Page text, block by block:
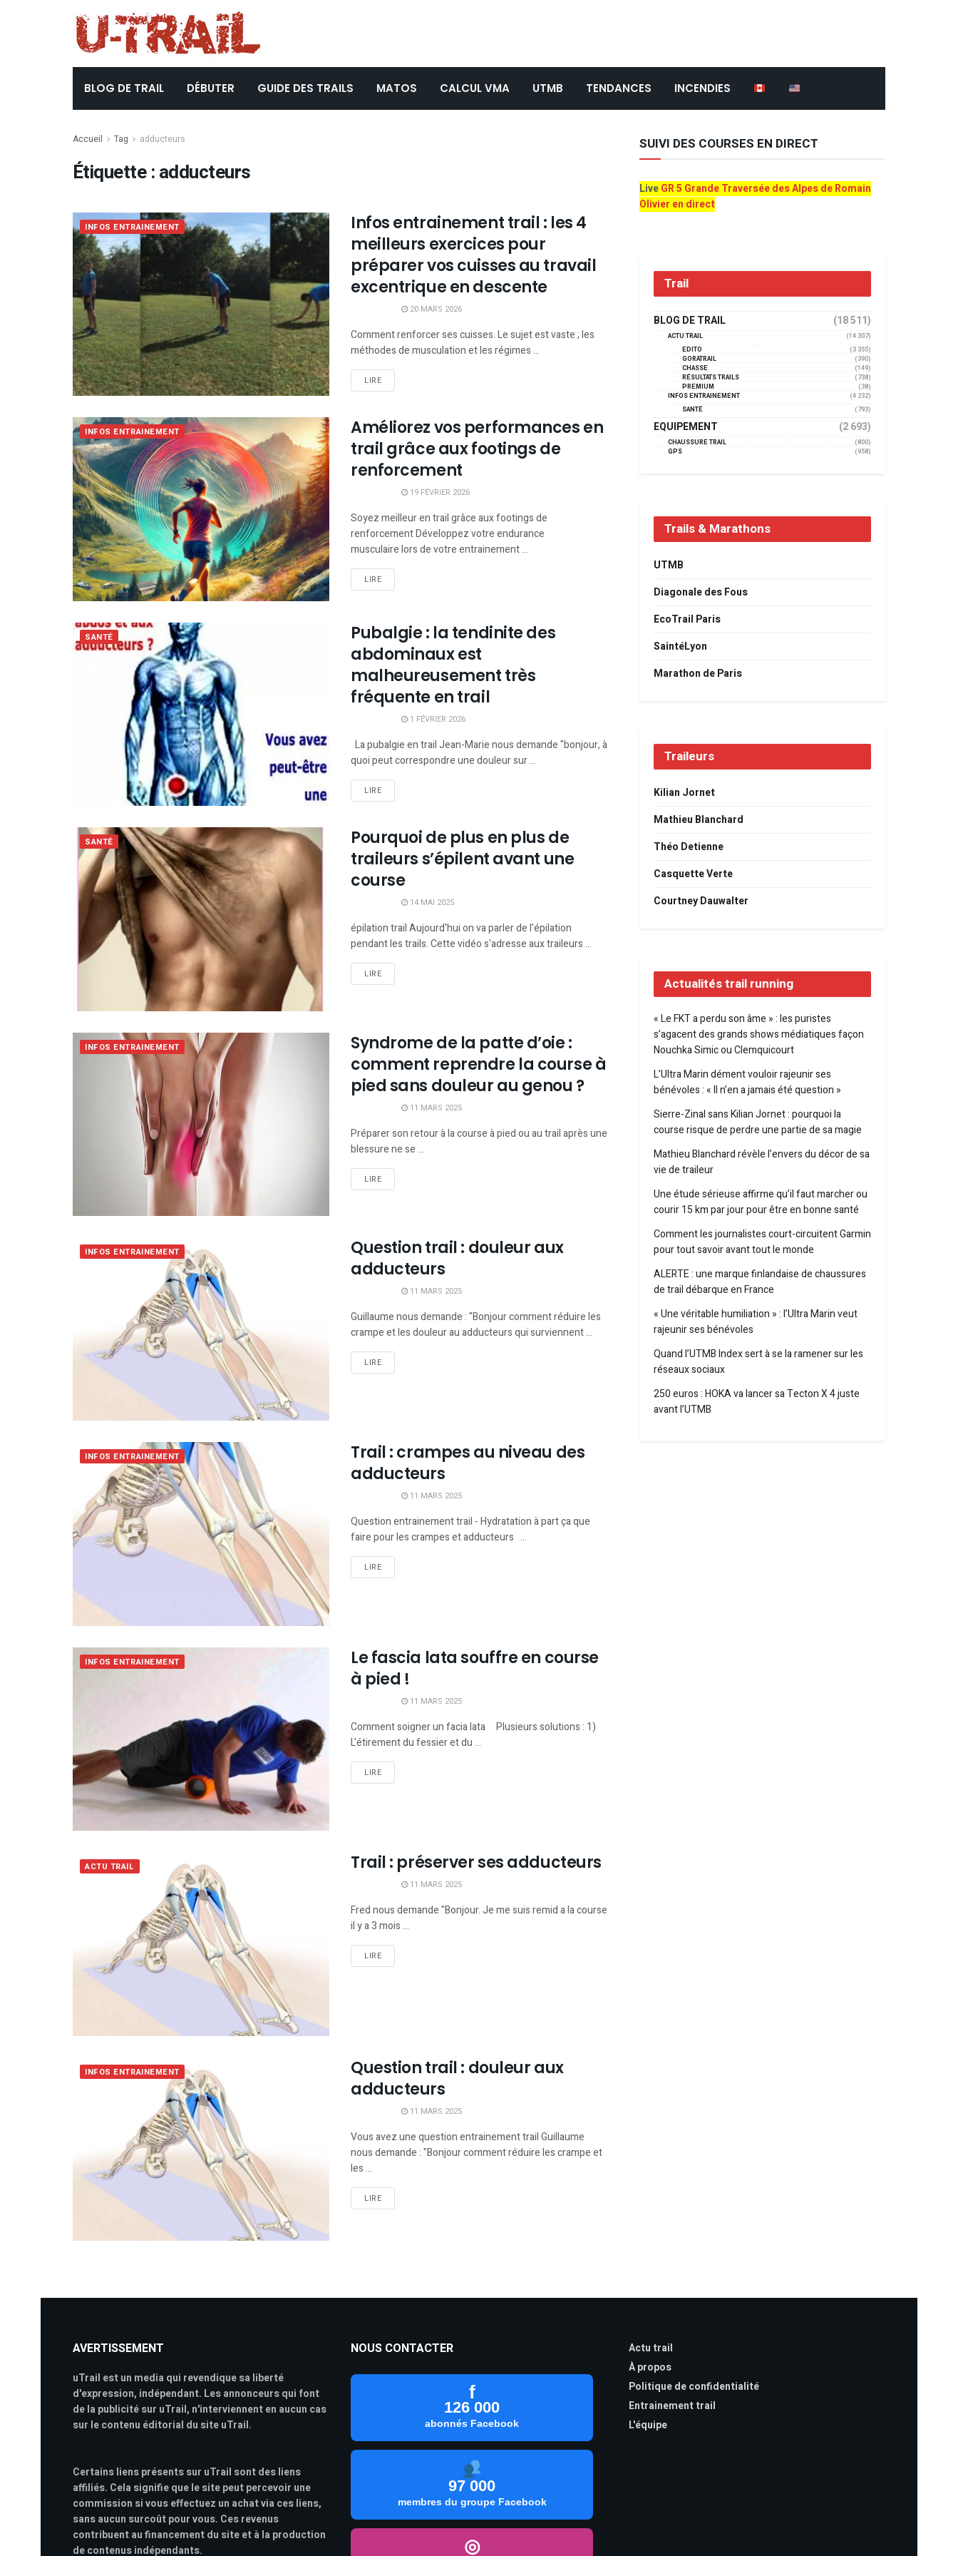
BLOG DE TRAIL DÉBUTER GUIDE DES TRAILS MATOS CALCUL VMA UTMB TENDANCES INCENDIES
Accueil Tag adducteurs
Étiquette :adducteurs
INFOS ENTRAINEMENT
Infos entrainement trail : les 4
meilleurs exercices pour
préparer vos cuisses au travail
excentrique en descente
20 MARS 2026
Comment renforcer ses cuisses. Le sujet est vaste ; les
méthodes de musculation et les régimes ...
LIRE
INFOS ENTRAINEMENT
Améliorez vos performances en
trail grâce aux footings de
renforcement
19 FÉVRIER 2026
Soyez meilleur en trail grâce aux footings de
renforcement Développez votre endurance
musculaire lors de votre entrainement ...
LIRE
SANTÉ
Pubalgie : la tendinite des
abdominaux est
malheureusement très
fréquente en trail
1 FÉVRIER 2026
La pubalgie en trail Jean-Marie nous demande "bonjour, à
quoi peut correspondre une douleur sur ...
LIRE
SANTÉ
Pourquoi de plus en plus de
traileurs s’épilent avant une
course
14 MAI 2025
épilation trail Aujourd'hui on va parler de l'épilation
pendant les trails. Cette vidéo s'adresse aux traileurs ...
LIRE
INFOS ENTRAINEMENT
Syndrome de la patte d’oie :
comment reprendre la course à
pied sans douleur au genou ?
11 MARS 2025
Préparer son retour à la course à pied ou au trail après une
blessure ne se ...
LIRE
INFOS ENTRAINEMENT
Question trail : douleur aux
adducteurs
11 MARS 2025
Guillaume nous demande : "Bonjour comment réduire les
crampe et les douleur au adducteurs qui surviennent ...
LIRE
INFOS ENTRAINEMENT
Trail : crampes au niveau des
adducteurs
11 MARS 2025
Question entrainement trail - Hydratation à part ça que
faire pour les crampes et adducteurs ...
LIRE
INFOS ENTRAINEMENT
Le fascia lata souffre en course
à pied !
11 MARS 2025
Comment soigner un facia lata Plusieurs solutions : 1)
L'étirement du fessier et du ...
LIRE
ACTU TRAIL Trail : préserver ses adducteurs
11 MARS 2025
Fred nous demande "Bonjour. Je me suis remid a la course
il y a 3 mois ...
LIRE
INFOS ENTRAINEMENT
Question trail : douleur aux
adducteurs
11 MARS 2025
Vous avez une question entrainement trail Guillaume
nous demande : "Bonjour comment réduire les crampe et
les ...
LIRE
SUIVI DES COURSES EN DIRECT
LiveGR 5 Grande Traversée des Alpes de Romain
Olivier en direct
Trail
BLOG DE TRAIL (18 511)
ACTU TRAIL
(14 307)
EDITO
(3 355)
GORATRAIL
(390)
CHASSE
(149)
RÉSULTATS TRAILS
(738)
PREMIUM
(38)
INFOS ENTRAINEMENT
(4 232)
SANTÉ
(793)
EQUIPEMENT (2 693)
CHAUSSURE TRAIL
(800)
GPS
(958)
Trails & Marathons
UTMB
Diagonale des Fous
EcoTrail Paris
SaintéLyon
Marathon de Paris
Traileurs
Kilian Jornet
Mathieu Blanchard
Théo Detienne
Casquette Verte
Courtney Dauwalter
Actualités trail running
« Le FKT a perdu son âme » : les puristes
s’agacent des grands shows médiatiques façon
Nouchka Simic ou Clemquicourt
L’Ultra Marin dément vouloir rajeunir ses
bénévoles : « Il n’en a jamais été question »
Sierre-Zinal sans Kilian Jornet : pourquoi la
course risque de perdre une partie de sa magie
Mathieu Blanchard révèle l’envers du décor de sa
vie de traileur
Une étude sérieuse affirme qu’il faut marcher ou
courir 15 km par jour pour être en bonne santé
Comment les journalistes court-circuitent Garmin
pour tout savoir avant tout le monde
ALERTE : une marque finlandaise de chaussures
de trail débarque en France
« Une véritable humiliation » : l’Ultra Marin veut
rajeunir ses bénévoles
Quand l’UTMB Index sert à se la ramener sur les
réseaux sociaux
250 euros : HOKA va lancer sa Tecton X 4 juste
avant l’UTMB
AVERTISSEMENT
uTrail est un media qui revendique sa liberté
d'expression, indépendant. Les annonceurs qui font
de la publicité sur uTrail, n'interviennent en aucun cas
sur le contenu éditorial du site uTrail.
Certains liens présents sur uTrail sont des liens
affiliés. Cela signifie que le site peut percevoir une
commission si vous effectuez un achat via ces liens,
sans aucun surcoût pour vous. Ces revenus
contribuent au financement du site et à la production
de contenus indépendants.
NOUS CONTACTER
f
126 000
abonnés Facebook
97 000
membres du groupe Facebook
◎
Actu trail
À propos
Politique de confidentialité
Entrainement trail
L'équipe